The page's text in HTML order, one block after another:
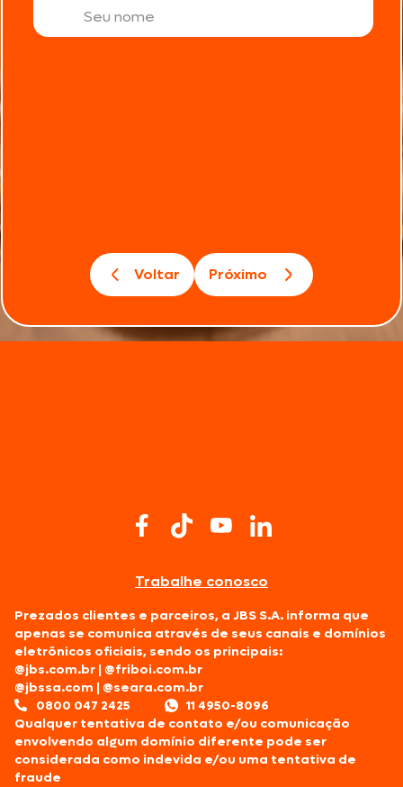
Voltar Próximo
Trabalhe conosco
Prezados clientes e parceiros, a JBS S.A. informa que
apenas se comunica através de seus canais e domínios
eletrônicos oficiais, sendo os principais:
@jbs.com.br |@friboi.com.br
@jbssa.com |@seara.com.br
0800 047 2425
11 4950-8096
Qualquer tentativa de contato e/ou comunicação
envolvendo algum domínio diferente pode ser
considerada como indevida e/ou uma tentativa de
fraude